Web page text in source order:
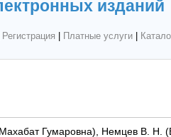
изданий
Регистрация Платные услуги|
Гумаровна), Немцев В. Н.